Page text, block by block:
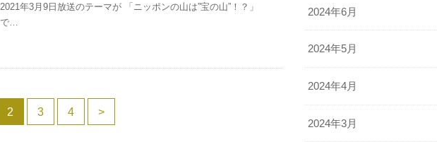
2021年3月9日放送のテーマが 「ニッポンの山は”宝の山”！？」
で…
2 3 4 >
2024年6月
2024年5月
2024年4月
2024年3月